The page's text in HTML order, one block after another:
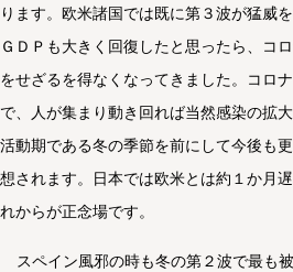
ります。欧米諸国では既に第３波が猛威
ＧＤＰも大きく回復したと思ったら、コ
をせざるを得なくなってきました。コロ
で、人が集まり動き回れば当然感染の拡
活動期である冬の季節を前にして今後も
想されます。日本では欧米とは約１か月
れからが正念場です。
スペイン風邪の時も冬の第２波で最も